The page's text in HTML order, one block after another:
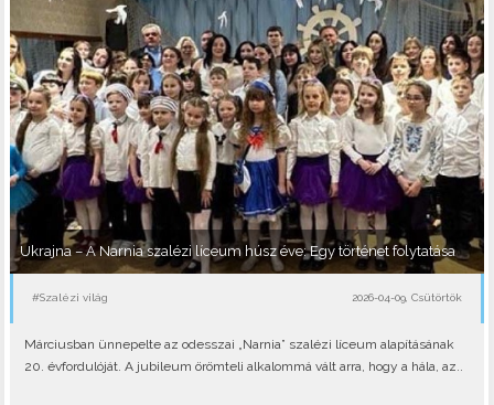
Ukrajna – A Narnia szalézi líceum húsz éve: Egy történet folytatása
#Szalézi világ 2026-04-09, Csütörtök
Márciusban ünnepelte az odesszai „Narnia” szalézi líceum alapításának
20. évfordulóját. A jubileum örömteli alkalommá vált arra, hogy a hála, az..